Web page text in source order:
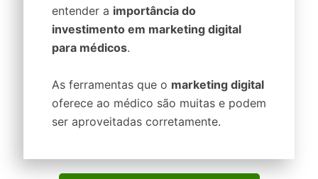
entender a importância do
investimento em marketing digital
para médicos.
As ferramentas que o marketing digital
oferece ao médico são muitas e podem
ser aproveitadas corretamente.